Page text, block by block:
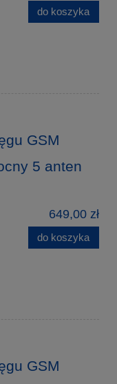
do koszyka
GSM
5 anten
649,00 zł
do koszyka
GSM